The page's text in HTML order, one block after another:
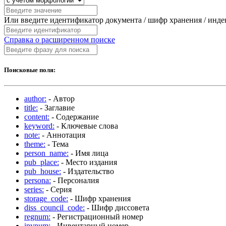
Или введите идентификатор документа / шифр хранения /
Справка о расширенном поиске
Поисковые поля:
author: - Автор
title: - Заглавие
content: - Содержание
keyword: - Ключевые слова
note: - Аннотация
theme: - Тема
person_name: - Имя лица
pub_place: - Место издания
pub_house: - Издательство
persona: - Персоналия
series: - Серия
storage_code: - Шифр хранения
diss_council_code: - Шифр диссовета
regnum: - Регистрационный номер